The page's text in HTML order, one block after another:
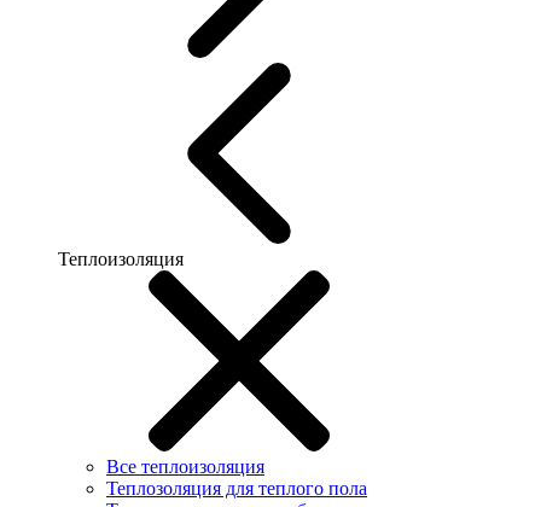
Теплоизоляция
Все теплоизоляция
Теплозоляция для теплого пола